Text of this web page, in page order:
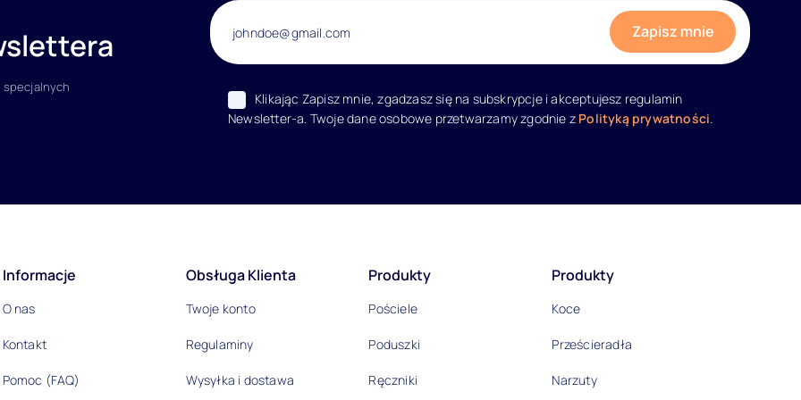
Klikając Zapisz mnie, zgadzasz się na subskrypcje i akceptujesz regulamin
Newsletter-a. Twoje dane osobowe przetwarzamy zgodnie z Polityką prywatności.
Informacje
O nas
Kontakt
Pomoc (FAQ)
Obsługa Klienta
Twoje konto
Regulaminy
Wysyłka i dostawa
Produkty
Pościele
Poduszki
Ręczniki
Produkty
Koce
Prześcieradła
Narzuty